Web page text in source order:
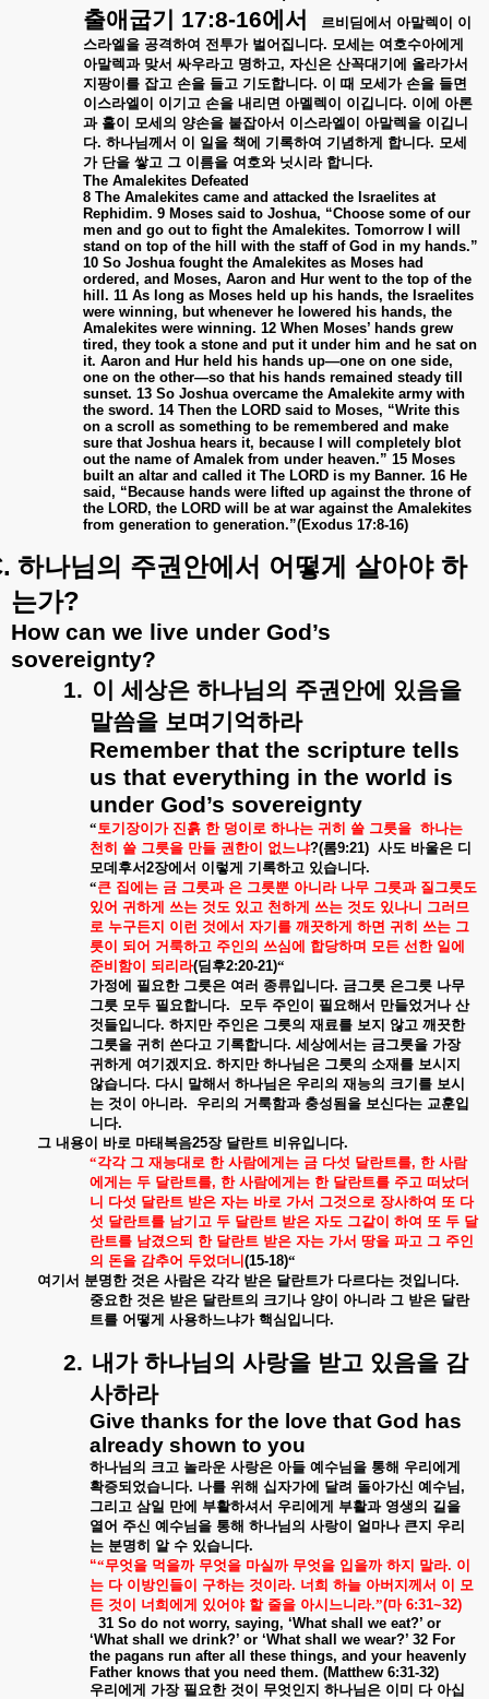
출애굽기 17:8-16에서 르비딤에서 아말렉이
이
스라엘을 공격하여 전투가 벌어집니다. 모세는 여호수아에게
아말렉과 맞서 싸우라고 명하고, 자신은 산꼭대기에 올라가서
지팡이를 잡고 손을 들고 기도합니다. 이 때 모세가 손을 들면
이스라엘이
이기고 손을 내리면 아멜렉이 이깁니다. 이에 아론
과 홀이 모세의 양손을 붙잡아서 이스라엘이 아말렉을 이깁니
다. 하나님께서 이 일을 책에 기록하여 기념하게 합니다. 모세
가 단을 쌓고 그 이름을 여호와 닛시라 합니다.
The Amalekites Defeated
8 The Amalekites came and attacked the Israelites at
Rephidim. 9 Moses said to Joshua, “Choose some of our
men and go out to fight the Amalekites. Tomorrow I will
stand on top of the hill with the staff of God in my hands.”
10 So Joshua fought the Amalekites as Moses had
ordered, and Moses, Aaron and Hur went to the top of the
hill. 11 As long as Moses held up his hands, the Israelites
were winning, but whenever he lowered his hands, the
Amalekites were winning. 12 When Moses’ hands grew
tired, they took a stone and put it under him and he sat on
it. Aaron and Hur held his hands up—one on one side,
one on the other—so that his hands remained steady till
sunset. 13 So Joshua overcame the Amalekite army with
the sword. 14 Then the LORD said to Moses, “Write this
on a scroll as something to be remembered and make
sure that Joshua hears it, because I will completely blot
out the name of Amalek from under heaven.” 15 Moses
built an altar and called it The LORD is my Banner. 16 He
said, “Because hands were lifted up against the throne of
the LORD, the LORD will be at war against the Amalekites
from generation to generation.”(Exodus 17:8-16)
하나님의 주권안에서 어떻게 살아야 하
는가?
How can we live under God’s
sovereignty?
1. 이 세상은 하나님의 주권안에
있음을
말씀을 보며기억하라
Remember that the scripture tells
us that everything in the world is
under God’s sovereignty
“토기장이가 진흙 한 덩이로 하나는 귀히 쓸 그릇을 하나는
천히 쓸 그릇을 만들 권한이 없느냐?(롬9:21) 사도 바울은 디
모데후서 2장에서 이렇게 기록하고 있습니다.
“큰 집에는 금 그릇과 은 그릇뿐 아니라 나무 그릇과 질그릇도
있어 귀하게 쓰는 것도 있고 천하게 쓰는 것도 있나니 그러므
로 누구든지 이런 것에서 자기를 깨끗하게 하면 귀히 쓰는 그
릇이
되어 거룩하고 주인의 쓰심에 합당하며 모든 선한 일에
준비함이
되리라(딤후2:20-21)“
가정에 필요한 그릇은 여러 종류입니다. 금그릇 은그릇 나무
그릇 모두 필요합니다. 모두 주인이 필요해서 만들었거나 산
것들입니다. 하지만 주인은 그릇의 재료를 보지 않고 깨끗한
그릇을 귀히 쓴다고 기록합니다. 세상에서는 금그릇을 가장
귀하게 여기겠지요. 하지만 하나님은 그릇의 소재를 보시지
않습니다. 다시 말해서 하나님은 우리의 재능의 크기를 보시
는 것이 아니라. 우리의 거룩함과 충성됨을 보신다는 교훈입
니다.
그 내용이 바로 마태복음25장 달란트 비유입니다.
“각각 그 재능대로 한 사람에게는 금 다섯 달란트를, 한 사람
에게는 두 달란트를, 한 사람에게는 한 달란트를 주고 떠났더
니 다섯 달란트 받은 자는 바로 가서 그것으로 장사하여 또 다
섯 달란트를 남기고 두 달란트 받은 자도 그같이 하여 또 두 달
란트를 남겼으되 한 달란트 받은 자는 가서 땅을 파고 그 주인
의 돈을 감추어 두었더니 (15-18)“
여기서 분명한 것은 사람은 각각 받은 달란트가 다르다는 것입니다.
중요한 것은 받은 달란트의 크기나 양이 아니라 그 받은 달란
트를 어떻게 사용하느냐가 핵심입니다.
2. 내가 하나님의 사랑을 받고 있음을 감
사하라
Give thanks for the love that God has
already shown to you
하나님의 크고 놀라운 사랑은 아들 예수님을 통해 우리에게
확증되었습니다. 나를 위해 십자가에 달려 돌아가신 예수님 ,
그리고 삼일 만에 부활하셔서 우리에게 부활과 영생의 길을
열어 주신 예수님을 통해 하나님의 사랑이 얼마나 큰지 우리
는 분명히 알 수 있습니다.
““무엇을 먹을까 무엇을 마실까 무엇을 입을까 하지 말라. 이
는 다 이방인들이 구하는 것이라. 너희 하늘 아버지께서 이
모
든 것이 너희에게 있어야 할 줄을 아시느니라.”(마6:31~32)
31 So do not worry, saying, ‘What shall we eat?’ or
‘What shall we drink?’ or ‘What shall we wear?’ 32 For
the pagans run after all these things, and your heavenly
Father knows that you need them. (Matthew 6:31-32)
우리에게 가장 필요한 것이 무엇인지 하나님은 이미 다 아십